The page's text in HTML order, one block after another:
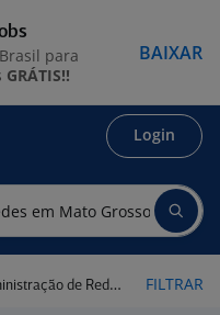
Login
em Mato Grosso do Sul FILTRAR
para
GRÁTIS!!
BAIXAR